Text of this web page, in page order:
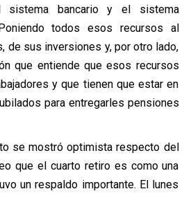
sistema bancario y el sistema
todos esos recursos al
de sus inversiones y, por otro lado,
que entiende que esos recursos
y que tienen que estar en
para entregarles pensiones
se mostró optimista respecto del
que el cuarto retiro es como una
un respaldo importante. El lunes